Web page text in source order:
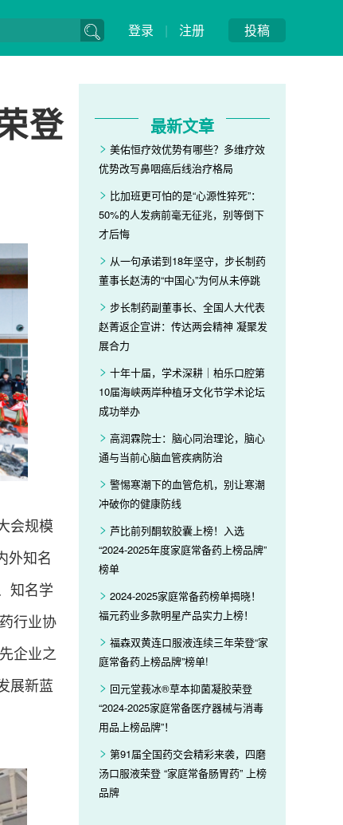
投稿
登录 | 注册
登
会规模
外知名
知名学
行业协
企业之
展新蓝
最新文章
美佑恒疗效优势有哪些？多维疗效
优势改写鼻咽癌后线治疗格局
比加班更可怕的是“心源性猝死”：
50%的人发病前毫无征兆，别等倒下
才后悔
从一句承诺到18年坚守，步长制药
董事长赵涛的“中国心”为何从未停跳
步长制药副董事长、全国人大代表
赵菁返企宣讲：传达两会精神 凝聚发
展合力
十年十届，学术深耕｜柏乐口腔第
10届海峡两岸种植牙文化节学术论坛
成功举办
高润霖院士：脑心同治理论，脑心
通与当前心脑血管疾病防治
警惕寒潮下的血管危机，别让寒潮
冲破你的健康防线
芦比前列酮软胶囊上榜！入选
“2024-2025年度家庭常备药上榜品牌”
榜单
2024-2025家庭常备药榜单揭晓！
福元药业多款明星产品实力上榜！
福森双黄连口服液连续三年荣登“家
庭常备药上榜品牌”榜单!
回元堂莪冰®草本抑菌凝胶荣登
“2024-2025家庭常备医疗器械与消毒
用品上榜品牌”！
第91届全国药交会精彩来袭，四磨
汤口服液荣登 “家庭常备肠胃药” 上榜
品牌